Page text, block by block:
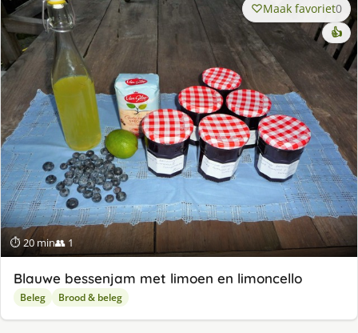
⏱ 20 min👥 1
Maak favoriet0
👍
Blauwe bessenjam met limoen en limoncello
Beleg Brood & beleg